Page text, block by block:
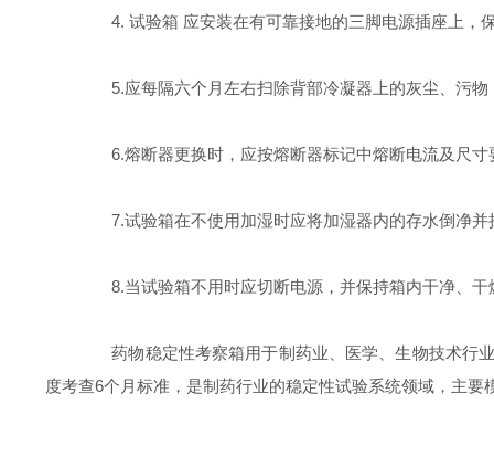
4. 试验箱 应安装在有可靠接地的三脚电源插座上，
5.应每隔六个月左右扫除背部冷凝器上的灰尘、污物
6.熔断器更换时，应按熔断器标记中熔断电流及尺寸
7.试验箱在不使用加湿时应将加湿器内的存水倒净并
8.当试验箱不用时应切断电源，并保持箱内干净、干
药物稳定性考察箱用于制药业、医学、生物技术行业
度考查6个月标准，是制药行业的稳定性试验系统领域，主